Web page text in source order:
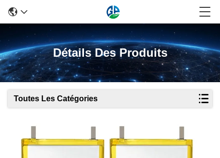
Détails Des Produits
Toutes Les Catégories